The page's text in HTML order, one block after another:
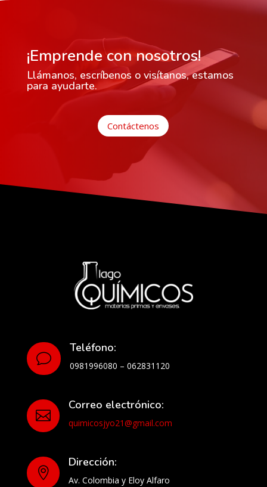
¡Emprende con nosotros!
Llámanos, escríbenos o visítanos, estamos
para ayudarte.
Contáctenos
v
Teléfono:
0981996080 – 062831120

Correo electrónico:
quimicosjyo21@gmail.com

Dirección:
Av. Colombia y Eloy Alfaro